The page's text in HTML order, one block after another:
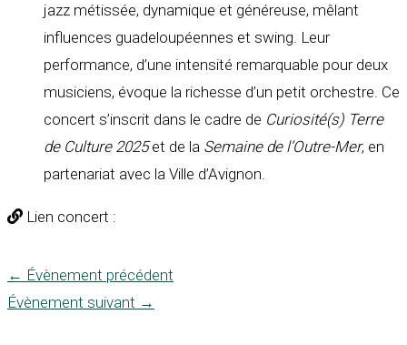
jazz métissée, dynamique et généreuse, mêlant
influences guadeloupéennes et swing. Leur
performance, d’une intensité remarquable pour deux
musiciens, évoque la richesse d’un petit orchestre. Ce
concert s’inscrit dans le cadre de Curiosité(s) Terre
de Culture 2025et de la Semaine de l’Outre-Mer, en
partenariat avec la Ville d’Avignon.
Lien concert :
← Évènement précédent
Évènement suivant →